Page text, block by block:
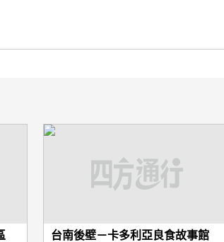
台南後壁－卡多利亞良食故事館